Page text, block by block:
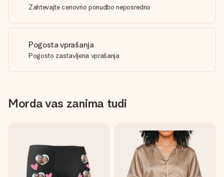
Zahtevajte cenovno ponudbo neposredno
Pogosta vprašanja
Pogosto zastavljena vprašanja
Morda vas zanima tudi